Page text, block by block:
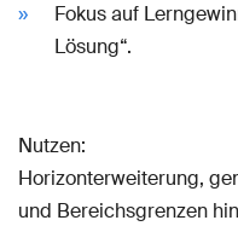
Fokus auf
Lösung“.
Nutzen:
Horizonterweiterung,
und Bereichsgrenzen